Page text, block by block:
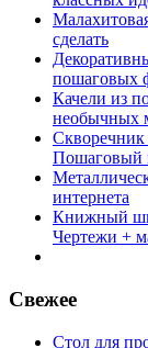
сделать
пошаговых
Качели из
необычных
Пошаговый
интернета
Книжный
Чертежи +
Свежее
Стол для